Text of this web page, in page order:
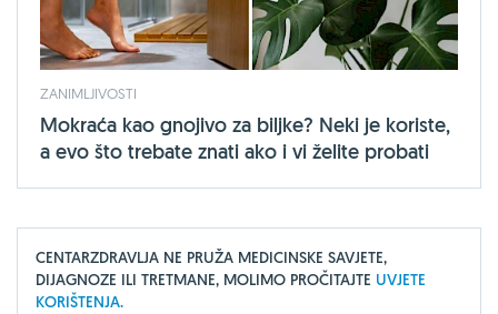
ZANIMLJIVOSTI
Mokraća kao gnojivo za biljke? Neki je koriste,
a evo što trebate znati ako i vi želite probati
CENTARZDRAVLJA NE PRUŽA MEDICINSKE SAVJETE,
DIJAGNOZE ILI TRETMANE, MOLIMO PROČITAJTE UVJETE
KORIŠTENJA.